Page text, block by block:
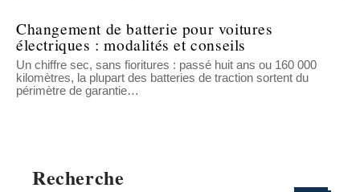
Changement de batterie pour voitures
électriques : modalités et conseils
Un chiffre sec, sans fioritures : passé huit ans ou 160 000
kilomètres, la plupart des batteries de traction sortent du
périmètre de garantie…
Recherche